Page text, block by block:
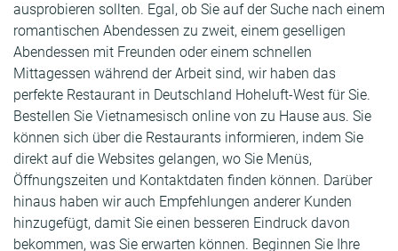
ausprobieren sollten. Egal, ob Sie auf der Suche nach einem
romantischen Abendessen zu zweit, einem geselligen
Abendessen mit Freunden oder einem schnellen
Mittagessen während der Arbeit sind, wir haben das
perfekte Restaurant in Deutschland Hoheluft-West für Sie.
Bestellen Sie Vietnamesisch online von zu Hause aus. Sie
können sich über die Restaurants informieren, indem Sie
direkt auf die Websites gelangen, wo Sie Menüs,
Öffnungszeiten und Kontaktdaten finden können. Darüber
hinaus haben wir auch Empfehlungen anderer Kunden
hinzugefügt, damit Sie einen besseren Eindruck davon
bekommen, was Sie erwarten können. Beginnen Sie Ihre